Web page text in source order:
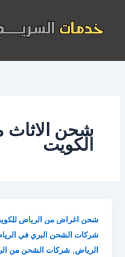
المحتوى
شحن الاثاث
الكويت
شحن اغراض من الرياض
شركات الشحن البري في
الرياض,شركات الشحن من